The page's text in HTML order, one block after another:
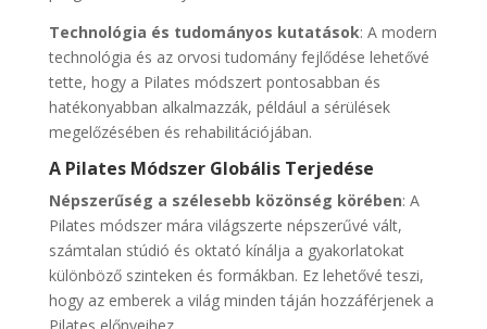
Technológia és tudományos kutatások: A modern
technológia és az orvosi tudomány fejlődése lehetővé
tette, hogy a Pilates módszert pontosabban és
hatékonyabban alkalmazzák, például a sérülések
megelőzésében és rehabilitációjában.
A Pilates Módszer Globális Terjedése
Népszerűség a szélesebb közönség körében: A
Pilates módszer mára világszerte népszerűvé vált,
számtalan stúdió és oktató kínálja a gyakorlatokat
különböző szinteken és formákban. Ez lehetővé teszi,
hogy az emberek a világ minden táján hozzáférjenek a